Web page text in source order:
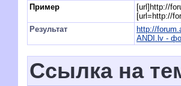
Пример
[url]http://
[url=http://
Результат
http://
ANDI.lv -
Ссылка на